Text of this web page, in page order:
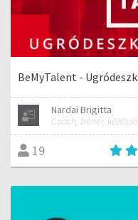
BeMyTalent -
Nardai Brigitta
Coach, tréner,
19